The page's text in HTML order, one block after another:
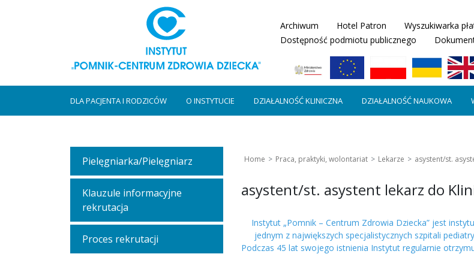
Archiwum Hotel Patron Wyszukiwarka
Dostępność podmiotu publicznego
DLA PACJENTA I RODZICÓW O INSTYTUCIE DZIAŁALNOŚĆ KLINICZNA DZIAŁALNOŚĆ NAUKOWA
Pielęgniarka/Pielęgniarz
Klauzule informacyjne
rekrutacja
Proces rekrutacji
Home Praca, praktyki, wolontariat Lekarze asystent/st.
asystent/st. asystent lekarz do
Instytut „Pomnik – Centrum Zdrowia Dziecka” jest
jednym z największych specjalistycznych szpitali
Podczas 45 lat swojego istnienia Instytut regularnie